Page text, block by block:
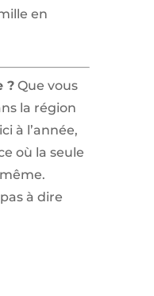
en
?Que vous
la région
à l’année,
où la seule
à dire